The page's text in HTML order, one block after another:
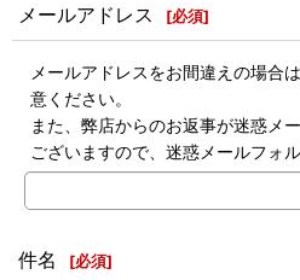
メールアドレス [必須]
メールアドレスをお間違えの場合
意ください。
また、弊店からのお返事が迷惑メ
ございますので、迷惑メールフォ
件名 [必須]